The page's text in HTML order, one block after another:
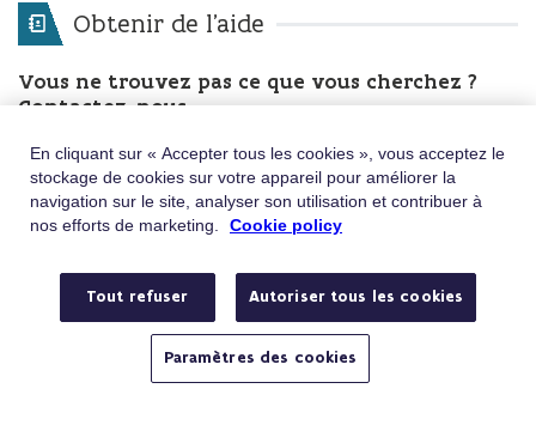
Obtenir de l'aide
Vous ne trouvez pas ce que vous cherchez ?
Contactez-nous
Téléphone
Appelez le 02/401.31.30
Du lundi au vendredi de 9h à 19h
E-mail
Envoyez-nous un e-mail
En cliquant sur « Accepter tous les cookies », vous acceptez le
stockage de cookies sur votre appareil pour améliorer la
navigation sur le site, analyser son utilisation et contribuer à
nos efforts de marketing.
Cookie policy
Tout refuser Autoriser tous les cookies
Paramètres des cookies